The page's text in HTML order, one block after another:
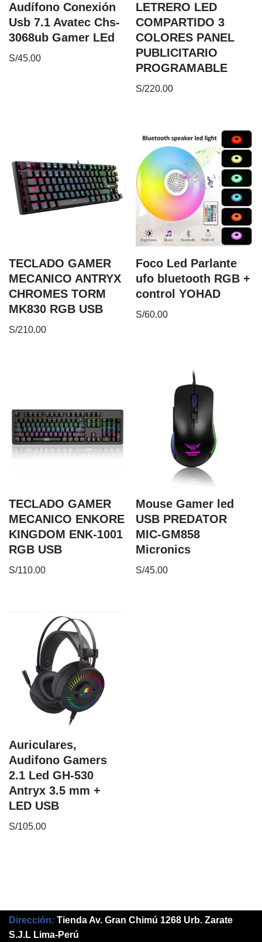
Audífono Conexión
Usb 7.1 Avatec Chs-
3068ub Gamer LEd
S/45.00
LETRERO LED
COMPARTIDO 3
COLORES PANEL
PUBLICITARIO
PROGRAMABLE
S/220.00
TECLADO GAMER
MECANICO ANTRYX
CHROMES TORM
MK830 RGB USB
S/210.00
Foco Led Parlante
ufo bluetooth RGB +
control YOHAD
S/60.00
TECLADO GAMER
MECANICO ENKORE
KINGDOM ENK-1001
RGB USB
S/110.00
Mouse Gamer led
USB PREDATOR
MIC-GM858
Micronics
S/45.00
Auriculares,
Audifono Gamers
2.1 Led GH-530
Antryx 3.5 mm +
LED USB
S/105.00
Dirección: Tienda Av. Gran Chimú 1268 Urb. Zarate
S.J.L Lima-Perú